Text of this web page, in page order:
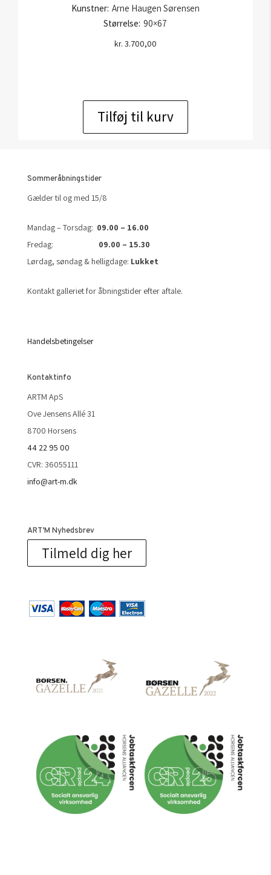
Kunstner: Arne Haugen Sørensen
Størrelse: 90×67
kr. 3.700,00
Tilføj til kurv
Sommeråbningstider
Gælder til og med 15/8
Mandag – Torsdag: 09.00 – 16.00
Fredag: 09.00 – 15.30
Lørdag, søndag & helligdage: Lukket
Kontakt galleriet for åbningstider efter aftale.
Handelsbetingelser
Kontaktinfo
ARTM ApS
Ove Jensens Allé 31
8700 Horsens
44 22 95 00
CVR: 36055111
info@art-m.dk
ART’M Nyhedsbrev
Tilmeld dig her